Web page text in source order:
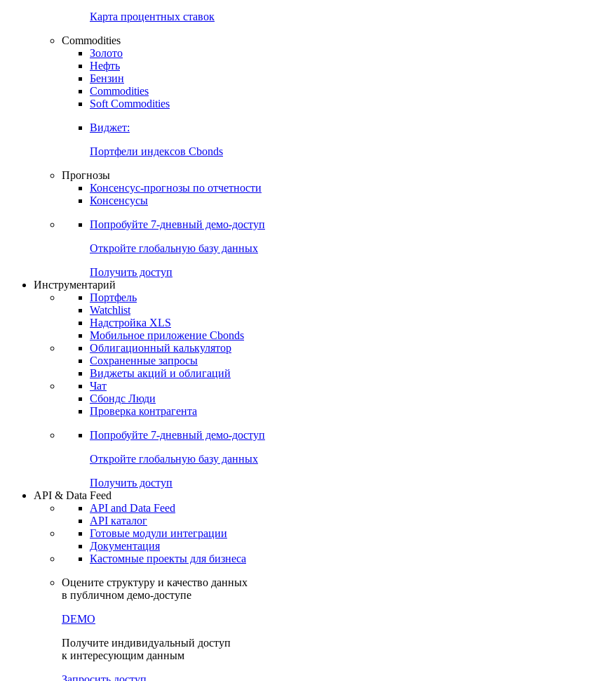
Карта процентных ставок
Commodities
Золото
Нефть
Бензин
Commodities
Soft Commodities
Виджет:
Портфели индексов Cbonds
Прогнозы
Консенсус-прогнозы по отчетности
Консенсусы
Попробуйте 7-дневный демо-доступ
Откройте глобальную базу данных
Получить доступ
Инструментарий
Портфель
Watchlist
Надстройка XLS
Мобильное приложение Cbonds
Облигационный калькулятор
Сохраненные запросы
Виджеты акций и облигаций
Чат
Сбондс Люди
Проверка контрагента
Попробуйте 7-дневный демо-доступ
Откройте глобальную базу данных
Получить доступ
API & Data Feed
API and Data Feed
API каталог
Готовые модули интеграции
Документация
Кастомные проекты для бизнеса
Оцените структуру и качество данных
в публичном демо-доступе
DEMO
Получите индивидуальный доступ
к интересующим данным